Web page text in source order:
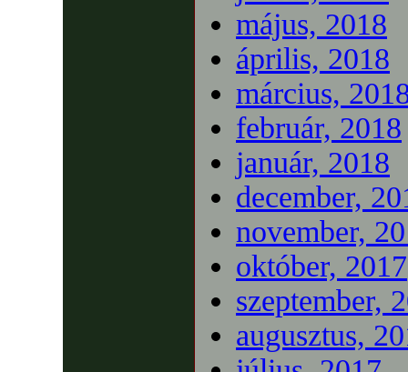
május, 2018
április, 2018
március,
február, 2018
január, 2018
december,
november,
október, 2017
szeptember,
augusztus,